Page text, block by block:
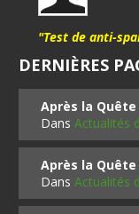
"Test de anti-
DERNIÈRES
Après la Quête
DansActualités
Après la Quête
DansActualités